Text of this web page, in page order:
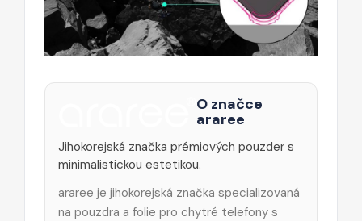
O značce
araree
Jihokorejská značka prémiových pouzder s
minimalistickou estetikou.
araree je jihokorejská značka specializovaná
na pouzdra a folie pro chytré telefony s